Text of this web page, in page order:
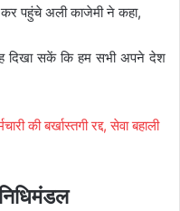
पहुंचे अली काजेमी ने कहा,
दिखा सकें कि हम सभी अपने देश
की बर्खास्तगी रद्द, सेवा बहाली